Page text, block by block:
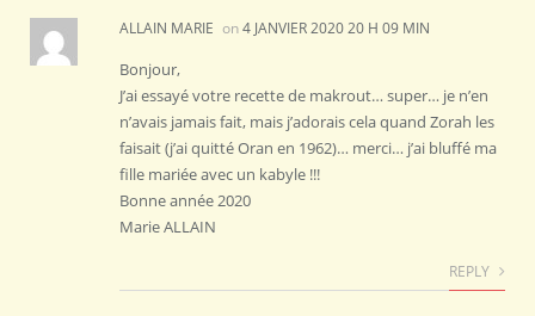
ALLAIN MARIE on4 JANVIER 2020 20 H 09 MIN
Bonjour,
J’ai essayé votre recette de makrout… super… je n’en
n’avais jamais fait, mais j’adorais cela quand Zorah les
faisait (j’ai quitté Oran en 1962)… merci… j’ai bluffé ma
fille mariée avec un kabyle !!!
Bonne année 2020
Marie ALLAIN
REPLY